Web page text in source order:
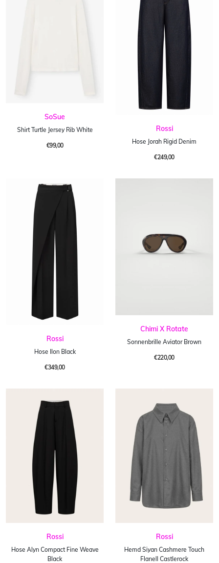
SoSue
Shirt Turtle Jersey Rib White
€99,00
Rossi
Hose Jorah Rigid Denim
€249,00
Rossi
Hose Ilon Black
€349,00
Chimi X Rotate
Sonnenbrille Aviator Brown
€220,00
Rossi
Hose Alyn Compact Fine Weave
Black
Rossi
Hemd Siyan Cashmere Touch
Flanell Castlerock